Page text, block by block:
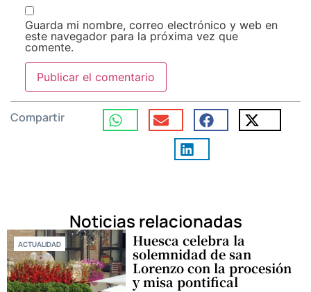
Guarda mi nombre, correo electrónico y web en
este navegador para la próxima vez que
comente.
Compartir
Noticias relacionadas
ACTUALIDAD Huesca celebra la
solemnidad de san
Lorenzo con la procesión
y misa pontifical